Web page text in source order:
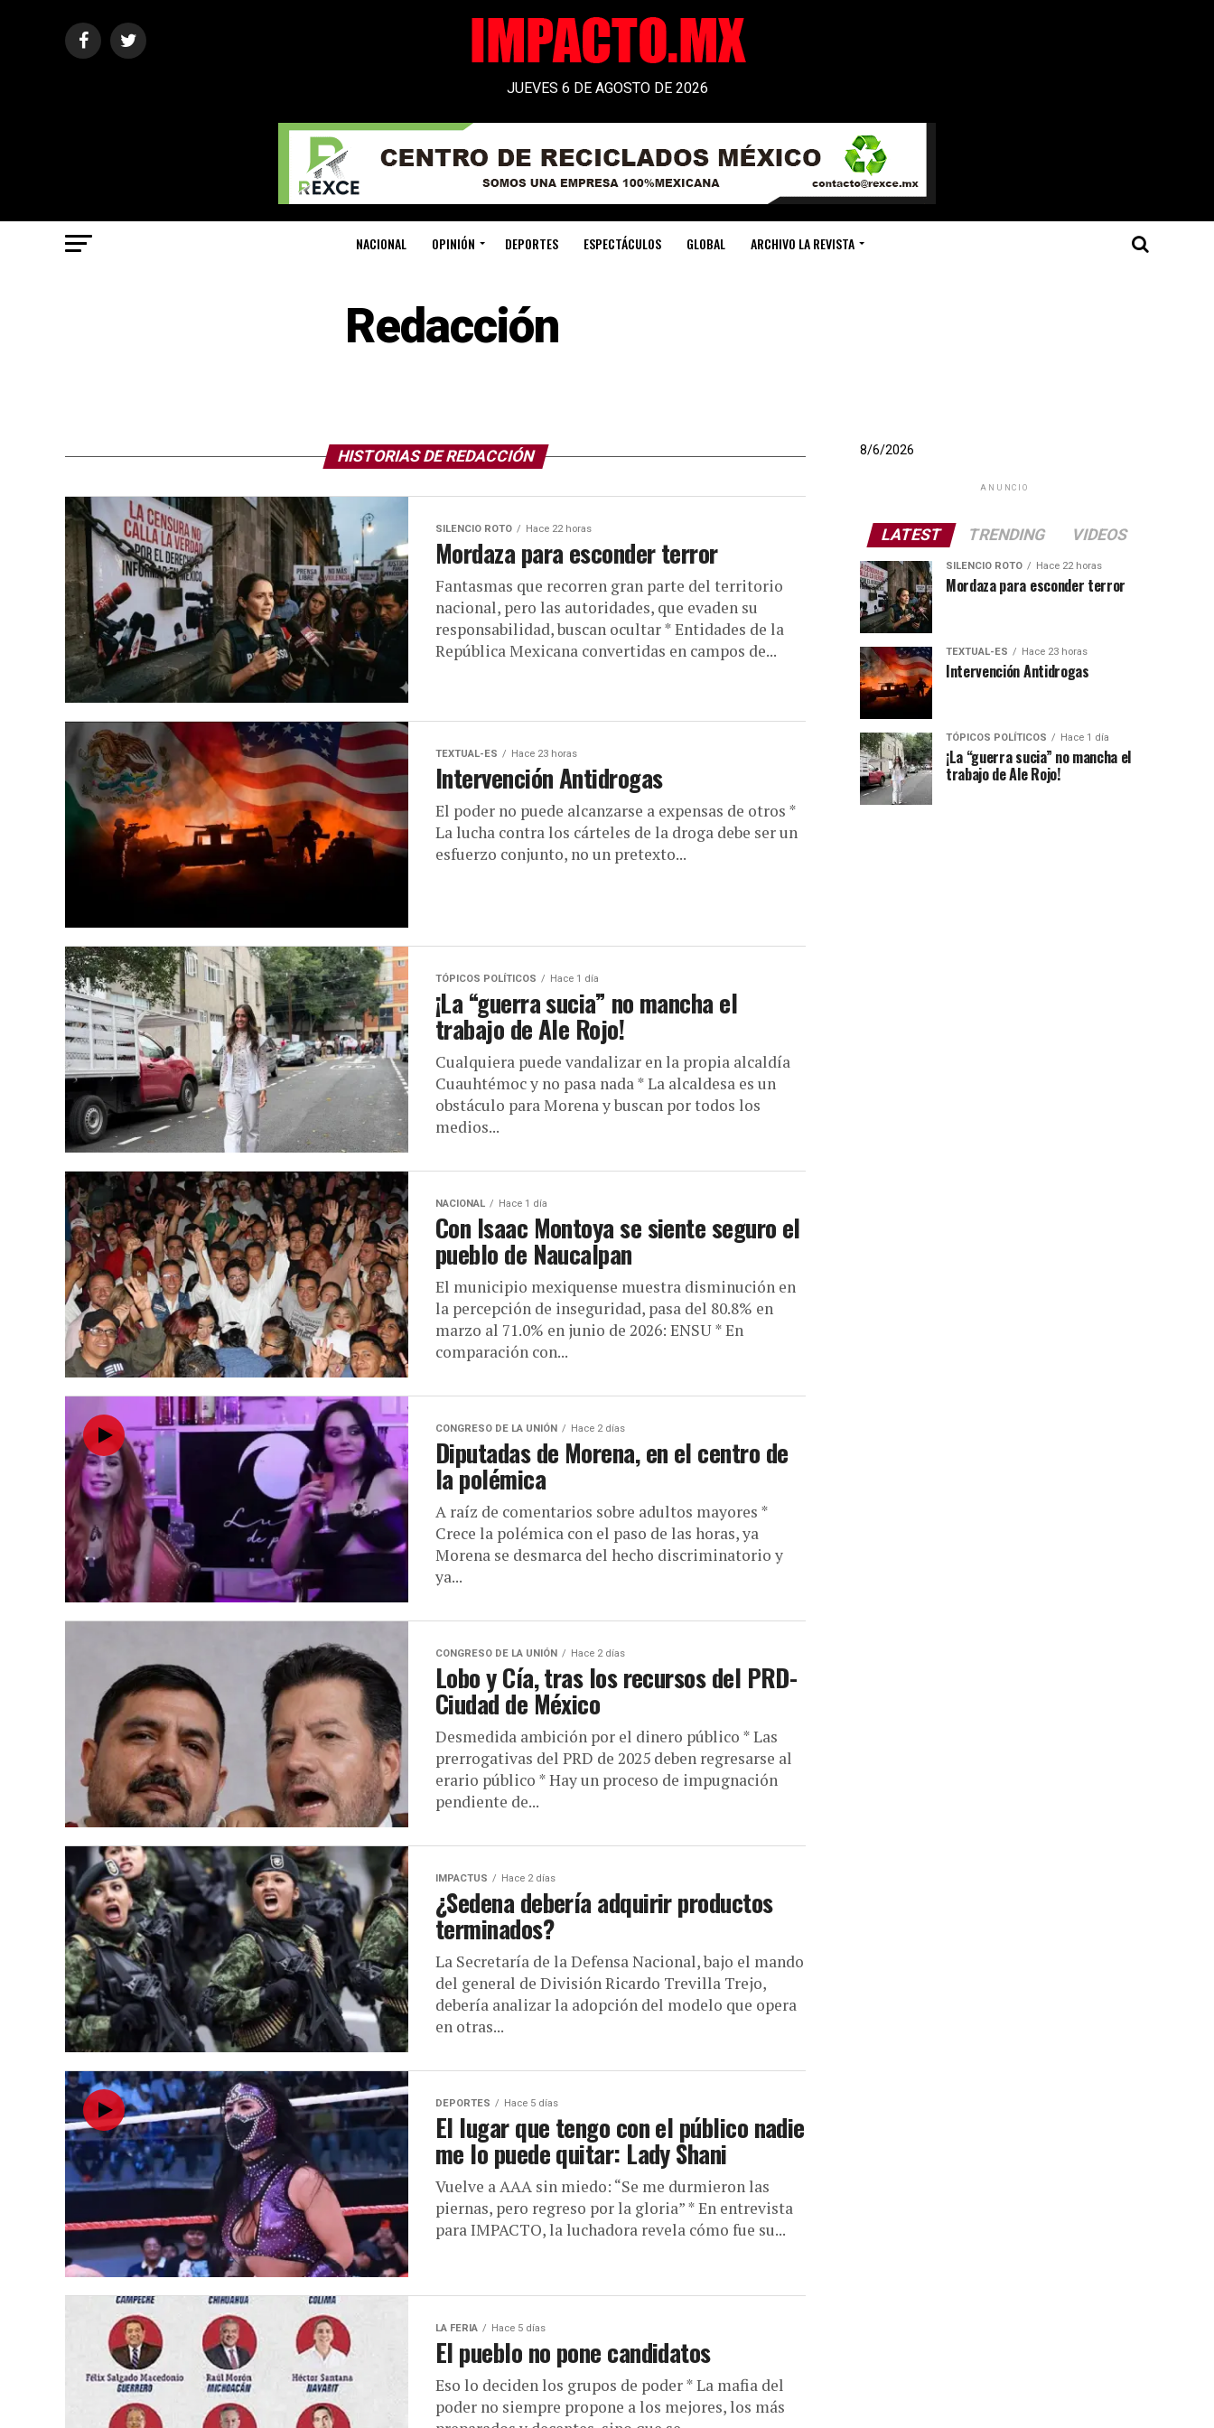
JUEVES 6 DE AGOSTO DE 2026
NACIONAL OPINIÓN DEPORTES ESPECTÁCULOS GLOBAL ARCHIVO LA REVISTA
Redacción
HISTORIAS DE REDACCIÓN
SILENCIO ROTO Hace 22 horas
Mordaza para esconder terror
Fantasmas que recorren gran parte del territorio
nacional, pero las autoridades, que evaden su
responsabilidad, buscan ocultar * Entidades de la
República Mexicana convertidas en campos de...
TEXTUAL-ES Hace 23 horas
Intervención Antidrogas
El poder no puede alcanzarse a expensas de otros *
La lucha contra los cárteles de la droga debe ser un
esfuerzo conjunto, no un pretexto...
TÓPICOS POLÍTICOS Hace 1 día
¡La “guerra sucia” no mancha el
trabajo de Ale Rojo!
Cualquiera puede vandalizar en la propia alcaldía
Cuauhtémoc y no pasa nada * La alcaldesa es un
obstáculo para Morena y buscan por todos los
medios...
NACIONAL Hace 1 día
Con Isaac Montoya se siente seguro el
pueblo de Naucalpan
El municipio mexiquense muestra disminución en
la percepción de inseguridad, pasa del 80.8% en
marzo al 71.0% en junio de 2026: ENSU * En
comparación con...
CONGRESO DE LA UNIÓN Hace 2 días
Diputadas de Morena, en el centro de
la polémica
A raíz de comentarios sobre adultos mayores *
Crece la polémica con el paso de las horas, ya
Morena se desmarca del hecho discriminatorio y
ya...
CONGRESO DE LA UNIÓN Hace 2 días
Lobo y Cía, tras los recursos del PRD-
Ciudad de México
Desmedida ambición por el dinero público * Las
prerrogativas del PRD de 2025 deben regresarse al
erario público * Hay un proceso de impugnación
pendiente de...
IMPACTUS Hace 2 días
¿Sedena debería adquirir productos
terminados?
La Secretaría de la Defensa Nacional, bajo el mando
del general de División Ricardo Trevilla Trejo,
debería analizar la adopción del modelo que opera
en otras...
DEPORTES Hace 5 días
El lugar que tengo con el público nadie
me lo puede quitar: Lady Shani
Vuelve a AAA sin miedo: “Se me durmieron las
piernas, pero regreso por la gloria” * En entrevista
para IMPACTO, la luchadora revela cómo fue su...
LA FERIA Hace 5 días
El pueblo no pone candidatos
Eso lo deciden los grupos de poder * La mafia del
poder no siempre propone a los mejores, los más
8/6/2026
ANUNCIO
LATEST TRENDING VIDEOS
SILENCIO ROTO Hace 22 horas
Mordaza para esconder terror
TEXTUAL-ES Hace 23 horas
Intervención Antidrogas
TÓPICOS POLÍTICOS Hace 1 día
¡La “guerra sucia” no mancha el
trabajo de Ale Rojo!